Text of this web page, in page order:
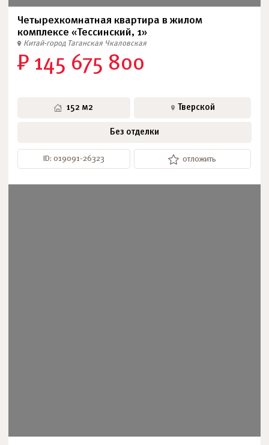
Четырехкомнатная квартира в жилом
комплексе «Тессинский, 1»
Китай-город Таганская Чкаловская
₽ 145 675 800
152 м2 Тверской
Без отделки
ID: 019091-26323 отложить